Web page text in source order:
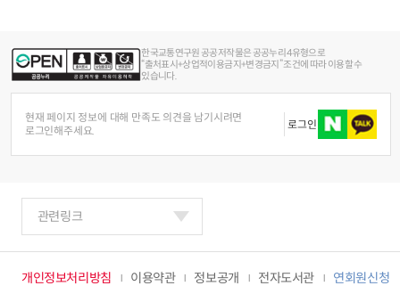
한국교통연구원 공공저작물은 공공누리 4유형으로
“출처표시+상업적이용금지+변경금지” 조건에 따라 이용할 수
있습니다.
현재 페이지 정보에 대해 만족도 의견을 남기시려면
로그인해주세요.
로그인
개인정보처리방침 이용약관 정보공개 전자도서관 연회원신청
관련링크